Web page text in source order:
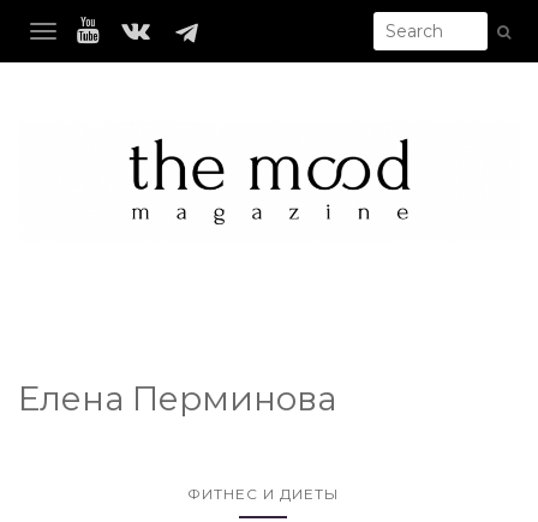
TOGGLE NAVIGATION
Елена Перминова
ФИТНЕС И ДИЕТЫ